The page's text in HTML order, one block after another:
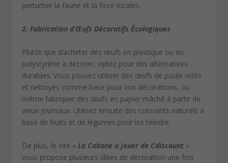
perturber la faune et la flore locales.
2. Fabrication d’Œufs Décoratifs Écologiques
Plutôt que d’acheter des œufs en plastique ou en
polystyrène à décorer, optez pour des alternatives
durables. Vous pouvez utiliser des œufs de poule vidés
et nettoyés comme base pour vos décorations, ou
même fabriquer des œufs en papier mâché à partir de
vieux journaux. Utilisez ensuite des colorants naturels à
base de fruits et de légumes pour les teindre.
De plus, le site « La Cabane à Jouer de Cdiscount»
vous propose plusieurs idées de décoration une fois